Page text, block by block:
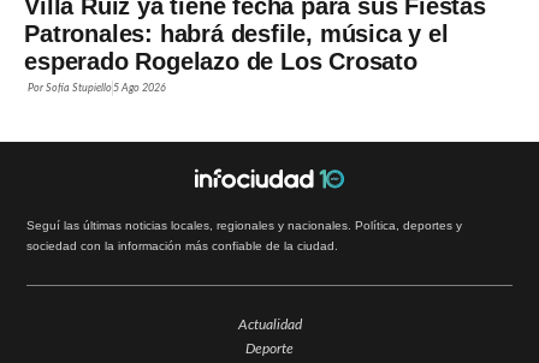
Villa Ruiz ya tiene fecha para sus Fiestas
Patronales: habrá desfile, música y el
esperado Rogelazo de Los Crosato
PorSofía Stupiello5 Ago 2026
Seguí las últimas noticias locales, regionales y nacionales. Política, deportes y
sociedad con la información más confiable de la ciudad.
Actualidad
Deporte